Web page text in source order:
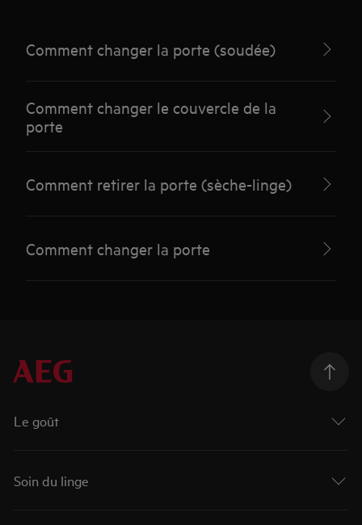
Comment changer la porte (soudée)
Comment changer le couvercle de la
porte
Comment retirer la porte (sèche-linge)
Comment changer la porte
Le goût
Soin du linge